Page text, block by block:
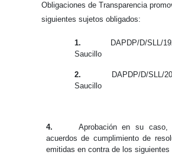
Obligaciones de Transparencia
siguientes sujetos obligados:
1.
DAPDP/D/SLL/
Saucillo
2.
DAPDP/D/SLL/
Saucillo
4. Aprobaciónen su caso,
acuerdos de cumplimiento de
emitidas en contra de los